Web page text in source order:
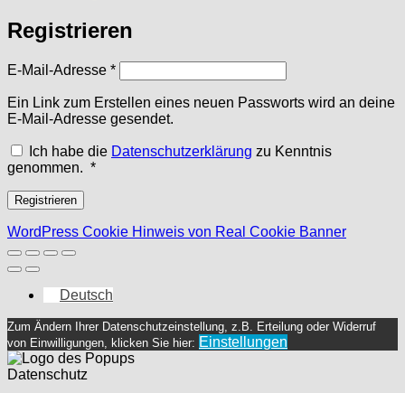
Registrieren
E-Mail-Adresse *Erforderlich
Ein Link zum Erstellen eines neuen Passworts wird an deine
E-Mail-Adresse gesendet.
Ich habe die Datenschutzerklärung zu Kenntnis
genommen. *Erforderlich
Registrieren
WordPress Cookie Hinweis von Real Cookie Banner
Deutsch
Zum Ändern Ihrer Datenschutzeinstellung, z.B. Erteilung oder Widerruf
von Einwilligungen, klicken Sie hier: Einstellungen
Datenschutz